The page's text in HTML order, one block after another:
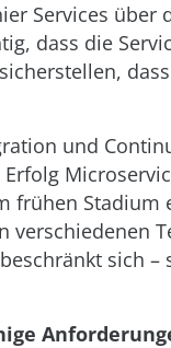
Services über
dass die
und
frühen
verschiedenen
sich